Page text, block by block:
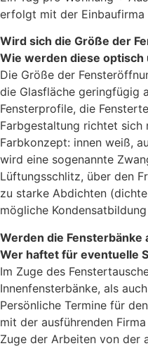
erfolgt mit der Einbaufirma
Wird sich die Größe der
Wie werden diese optisch
Die Größe der
die Glasfläche geringfügig
Fensterprofile, die
Farbgestaltung richtet sich
Farbkonzept: innen weiß,
wird eine sogenannte
Lüftungsschlitz, über den
zu starke Abdichten
mögliche
Werden die Fensterbänke
Wer haftet für eventuelle
Im Zuge des
Innenfensterbänke, als
Persönliche Termine für
mit der ausführenden
Zuge der Arbeiten von der